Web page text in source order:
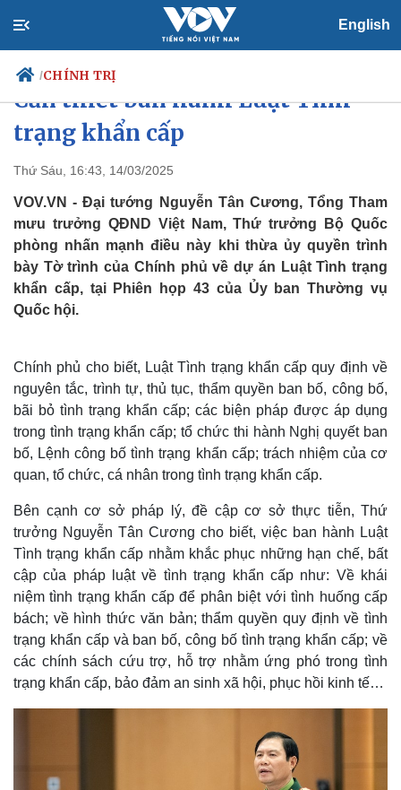
English
/CHÍNH TRỊ
Chính trị
Tổ chức nhân sự
Quốc hội
Nhận diện sự thật
Tin 24h
Dự báo thời tiết
Giáo dục
Dấu ấn VOV
Việc làm
Biển đảo
Đại tướng Nguyễn Tân Cương:
Cần thiết ban hành Luật Tình
trạng khẩn cấp
Thứ Sáu, 16:43, 14/03/2025
VOV.VN - Đại tướng Nguyễn Tân Cương, Tổng Tham
mưu trưởng QĐND Việt Nam, Thứ trưởng Bộ Quốc
phòng nhấn mạnh điều này khi thừa ủy quyền trình
bày Tờ trình của Chính phủ về dự án Luật Tình trạng
khẩn cấp, tại Phiên họp 43 của Ủy ban Thường vụ
Quốc hội.
Chính phủ cho biết, Luật Tình trạng khẩn cấp quy định về
nguyên tắc, trình tự, thủ tục, thẩm quyền ban bố, công bố,
bãi bỏ tình trạng khẩn cấp; các biện pháp được áp dụng
trong tình trạng khẩn cấp; tổ chức thi hành Nghị quyết ban
bố, Lệnh công bố tình trạng khẩn cấp; trách nhiệm của cơ
quan, tổ chức, cá nhân trong tình trạng khẩn cấp.
Bên cạnh cơ sở pháp lý, đề cập cơ sở thực tiễn, Thứ
trưởng Nguyễn Tân Cương cho biết, việc ban hành Luật
Tình trạng khẩn cấp nhằm khắc phục những hạn chế, bất
cập của pháp luật về tình trạng khẩn cấp như: Về khái
niệm tình trạng khẩn cấp để phân biệt với tình huống cấp
bách; về hình thức văn bản; thẩm quyền quy định về tình
trạng khẩn cấp và ban bố, công bố tình trạng khẩn cấp; về
các chính sách cứu trợ, hỗ trợ nhằm ứng phó trong tình
trạng khẩn cấp, bảo đảm an sinh xã hội, phục hồi kinh tế…